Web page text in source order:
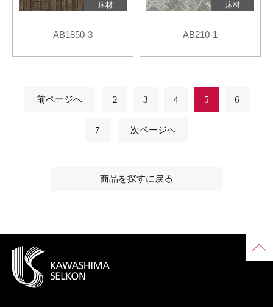
床材
AB1850-3
床材
AB210-1
前ページへ 2 3 4 5 6
7 次ページへ
商品を探すに戻る